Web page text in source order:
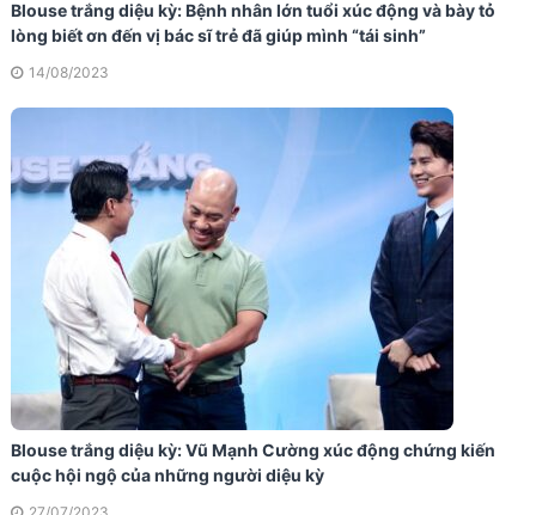
Blouse trắng diệu kỳ: Bệnh nhân lớn tuổi xúc động và bày tỏ
lòng biết ơn đến vị bác sĩ trẻ đã giúp mình “tái sinh”
14/08/2023
Blouse trắng diệu kỳ: Vũ Mạnh Cường xúc động chứng kiến
cuộc hội ngộ của những người diệu kỳ